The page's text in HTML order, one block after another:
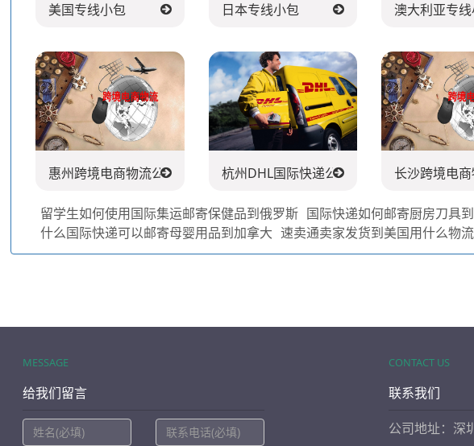
美国专线小包 日本专线小包 澳大利亚专
惠州跨境电商物流公司 杭州DHL国际快递公司 长沙跨境电商
留学生如何使用国际集运邮寄保健品到俄罗斯 国际快递如何邮寄厨房刀具
什么国际快递可以邮寄母婴用品到加拿大 速卖通卖家发货到美国用什么物流
MESSAGE
给我们留言
CONTACT US
联系我们
公司地址：深